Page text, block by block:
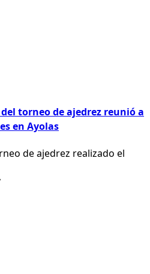
torneo de ajedrez reunió a
en Ayolas
de ajedrez realizado el